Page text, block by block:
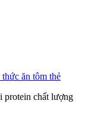
ăn tôm thẻ
protein chất lượng